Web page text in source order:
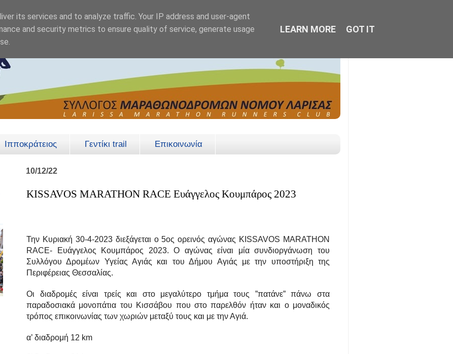
Ιπποκράτειος Γεντίκι trail Επικοινωνία
10/12/22
KISSAVOS MARATHON RACE Ευάγγελος Κουμπάρος 2023
Την Κυριακή 30-4-2023 διεξάγεται ο 5ος ορεινός αγώνας KISSAVOS MARATHON
RACE- Ευάγγελος Κουμπάρος 2023. Ο αγώνας είναι μία συνδιοργάνωση του
Συλλόγου Δρομέων Υγείας Αγιάς και του Δήμου Αγιάς με την υποστήριξη της
Περιφέρειας Θεσσαλίας.
Οι διαδρομές είναι τρείς και στο μεγαλύτερο τμήμα τους ”πατάνε” πάνω στα
παραδοσιακά μονοπάτια του Κισσάβου που στο παρελθόν ήταν και ο μοναδικός
τρόπος επικοινωνίας των χωριών μεταξύ τους και με την Αγιά.
α’ διαδρομή 12 km
its services and to analyze traffic. Your IP address and user-agent
and security metrics to ensure quality of service, generate usage
LEARN MORE GOT IT